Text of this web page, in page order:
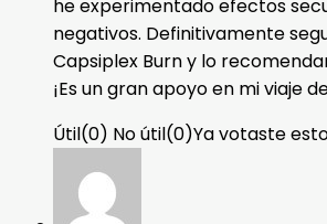
he experimentado efectos
negativos. Definitivamente
Capsiplex Burn y lo
¡Es un gran apoyo en mi viaje
Útil(0) No útil(0)Ya votaste